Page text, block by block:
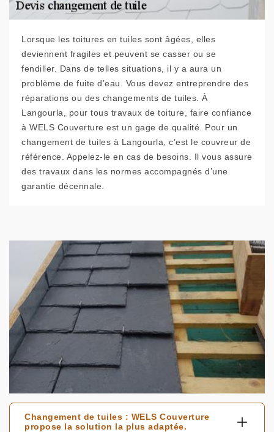
Lorsque les toitures en tuiles sont âgées, elles
deviennent fragiles et peuvent se casser ou se
fendiller. Dans de telles situations, il y a aura un
problème de fuite d’eau. Vous devez entreprendre des
réparations ou des changements de tuiles. À
Langourla, pour tous travaux de toiture, faire confiance
à WELS Couverture est un gage de qualité. Pour un
changement de tuiles à Langourla, c’est le couvreur de
référence. Appelez-le en cas de besoins. Il vous assure
des travaux dans les normes accompagnés d’une
garantie décennale.
Changement de tuiles : WELS Couverture
propose la solution la plus adaptée.